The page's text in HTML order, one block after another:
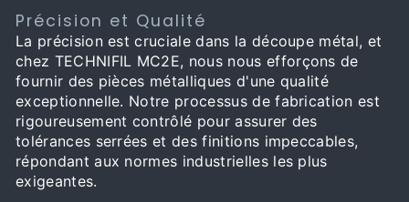
Précision et Qualité
La précision est cruciale dans la découpe métal, et
chez TECHNIFIL MC2E, nous nous efforçons de
fournir des pièces métalliques d'une qualité
exceptionnelle. Notre processus de fabrication est
rigoureusement contrôlé pour assurer des
tolérances serrées et des finitions impeccables,
répondant aux normes industrielles les plus
exigeantes.